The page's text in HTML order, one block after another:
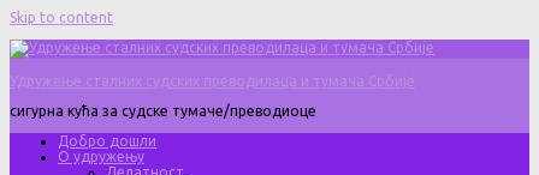
Skip to content
Удружење сталних судских преводилаца и тумача Србије
сигурна кућа за судске тумаче/преводиоце
Добро дошли
О удружењу